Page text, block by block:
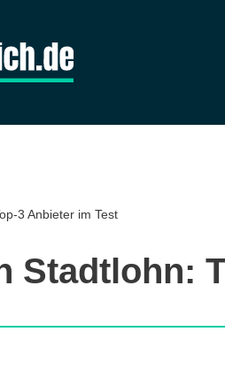
3 Anbieter im Test
Stadtlohn: